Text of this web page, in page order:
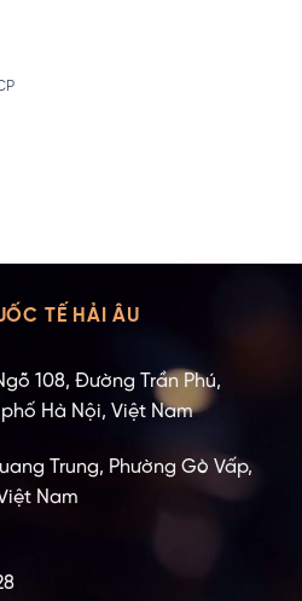
TẾ HẢI ÂU
108, Đường Trần Phú,
Hà Nội, Việt Nam
Trung, Phường Gò Vấp,
Nam